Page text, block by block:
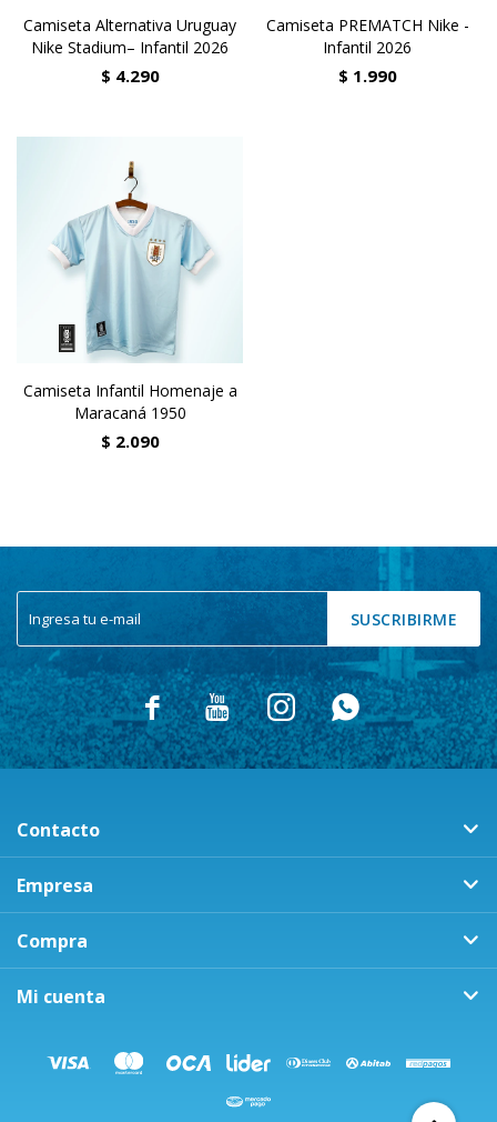
Camiseta Alternativa Uruguay
Nike Stadium– Infantil 2026
$ 4.290
Camiseta PREMATCH Nike -
Infantil 2026
$ 1.990
Camiseta Infantil Homenaje a
Maracaná 1950
$ 2.090
SUSCRIBIRME
   
Contacto
Empresa
Compra
Mi cuenta